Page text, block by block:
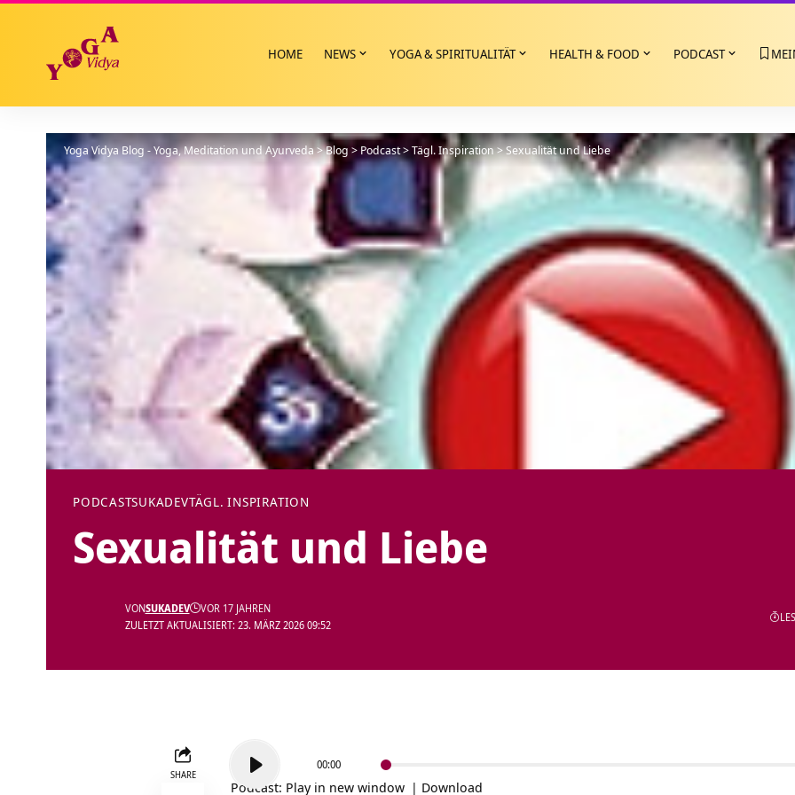
HOME NEWS YOGA & SPIRITUALITÄT HEALTH & FOOD PODCAST
Yoga Vidya Blog - Yoga, Meditation und Ayurveda>Blog >Podcast>Tägl. Inspiration>Sexualität und Liebe
PODCASTSUKADEVTÄGL. INSPIRATION
Sexualität und Liebe
ZULETZT AKTUALISIERT: 23. MÄRZ 2026 09:52
VONSUKADEV VOR 17 JAHREN
SHARE
Player
00:00
Podcast: Play in new window | Download